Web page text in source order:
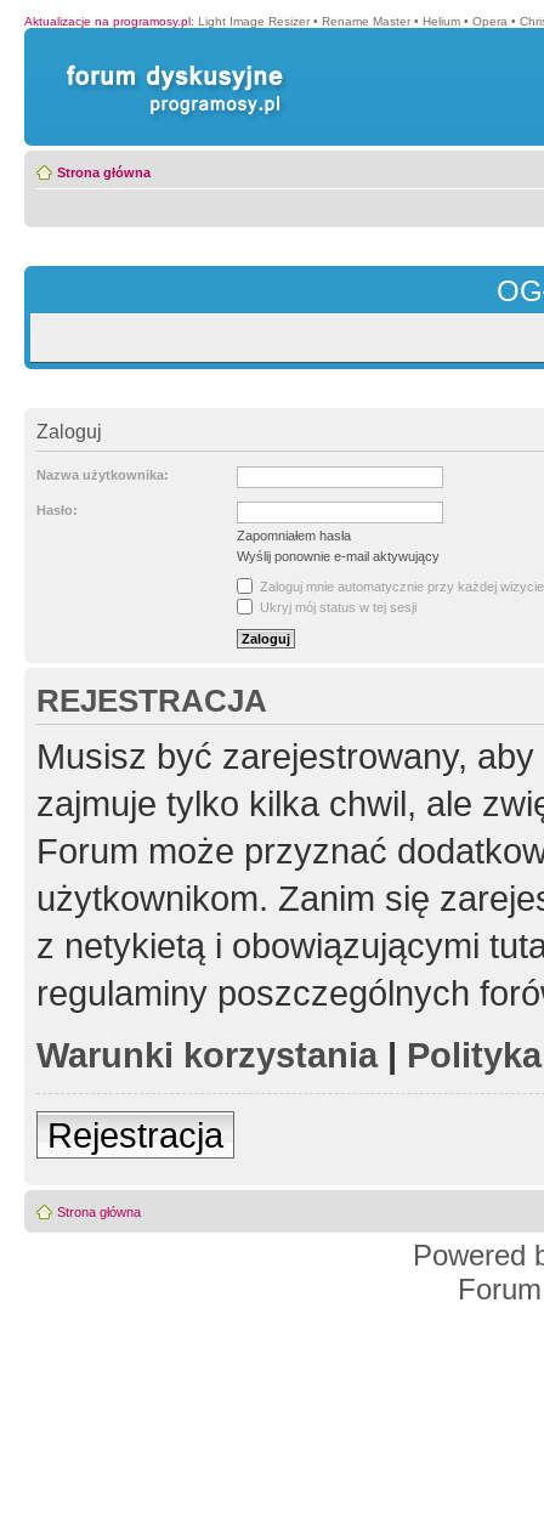
Aktualizacje na programosy.pl: Light Image Resizer • Rename Master • Helium • Opera •
Strona główna
Zaloguj
Nazwa użytkownika:
Hasło:
Zapomniałem hasła
Wyślij ponownie e-mail aktywujący
Zaloguj mnie automatycznie przy każdej wizycie
Ukryj mój status w tej sesji
REJESTRACJA
Musisz być zarejestrowany,
zajmuje tylko kilka chwil, ale
Forum może przyznać
użytkownikom. Zanim się
z netykietą i obowiązującymi
regulaminy poszczególnych
Warunki korzystania|
Rejestracja
Strona główna
Powered